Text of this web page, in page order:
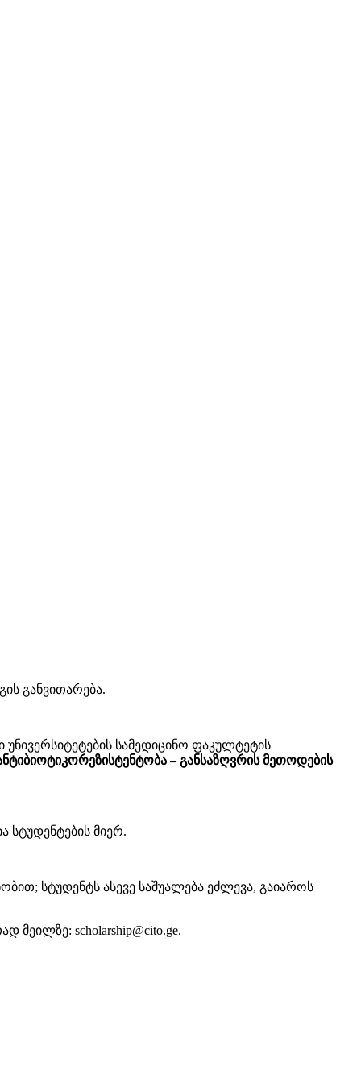
განვითარება.
სამედიცინო ფაკულტეტის
– განსაზღვრის მეთოდების
სტუდენტების მიერ.
სტუდენტს ასევე საშუალება ეძლევა, გაიაროს
მეილზე: scholarship@cito.ge.